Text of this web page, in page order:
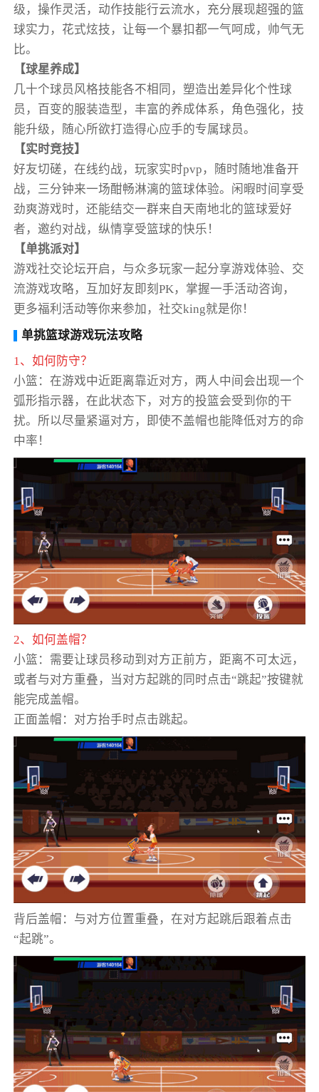
级，操作灵活，动作技能行云流水，充分展现超强的篮
球实力，花式炫技，让每一个暴扣都一气呵成，帅气无
比。
【球星养成】
几十个球员风格技能各不相同，塑造出差异化个性球
员，百变的服装造型，丰富的养成体系，角色强化，技
能升级，随心所欲打造得心应手的专属球员。
【实时竞技】
好友切磋，在线约战，玩家实时pvp，随时随地准备开
战，三分钟来一场酣畅淋漓的篮球体验。闲暇时间享受
劲爽游戏时，还能结交一群来自天南地北的篮球爱好
者，邀约对战，纵情享受篮球的快乐！
【单挑派对】
游戏社交论坛开启，与众多玩家一起分享游戏体验、交
流游戏攻略，互加好友即刻PK，掌握一手活动咨询，
更多福利活动等你来参加，社交king就是你！
单挑篮球游戏玩法攻略
1、如何防守？
小篮：在游戏中近距离靠近对方，两人中间会出现一个
弧形指示器，在此状态下，对方的投篮会受到你的干
扰。所以尽量紧逼对方，即使不盖帽也能降低对方的命
中率！
2、如何盖帽？
小篮：需要让球员移动到对方正前方，距离不可太远，
或者与对方重叠，当对方起跳的同时点击“跳起”按键就
能完成盖帽。
正面盖帽：对方抬手时点击跳起。
背后盖帽：与对方位置重叠，在对方起跳后跟着点击
“起跳”。